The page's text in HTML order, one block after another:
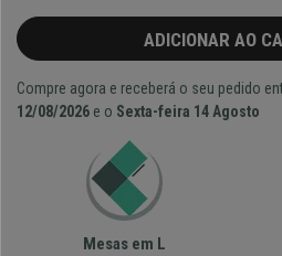
ADICIONAR AO
Compre agora e receberá o seu pedido
12/08/2026 e o Sexta-feira 14 Agosto
Mesas em L